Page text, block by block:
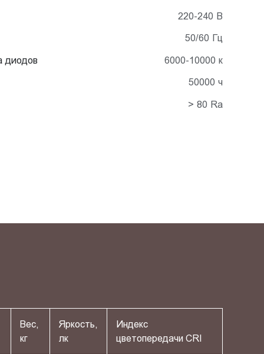
220-240 В
50/60 Гц
диодов 6000-10000 к
50000 ч
> 80 Ra
Вес,
кг
Яркость,
лк
Индекс
цветопередачи СRI